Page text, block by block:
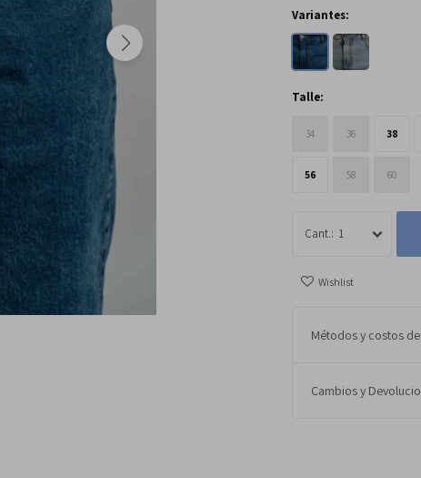
Variantes:
Talle:
34 36 38
56 58 60
1
Métodos y costos
Cambios y